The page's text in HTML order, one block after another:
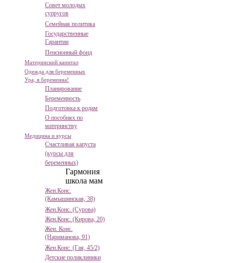
Совет молодых
супругов
Семейная политика
Государственные
Гарантии
Пенсионный фонд
Материнский капитал
Одежда для беременных
Ура, я беременна!
Планирование
Беременность
Подготовка к родам
О пособиях по
материнству
Медицина и курсы
Счастливая капуста
(курсы для
беременных)
Гармония
школа мам
Жен.Конс.
(Камышинская, 38)
Жен.Конс. (Сурова)
Жен.Конс. (Кирова, 20)
Жен. Конс.
(Нариманова, 91)
Жен.Конс. (Гая, 45/2)
Детские поликлиники